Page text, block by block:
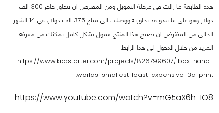
هذه الطابعة ما زالت في مرحلة التمويل ومن المفترض ان تتجاوز حاجز 300 الف
دولار وهو على ما يبدو قد تجاوزته ووصلت الى مبلغ 375 الف دولار, في 14 الشهر
الحالي من المفترض ان يصبح هذا المنتج ممول بشكل كامل يمكنك من معرفة
المزيد من خلال الدخول الى هذا الرابط
https://www.kickstarter.com/projects/826799607/ibox-nano-
worlds-smallest-least-expensive-3d-print.
https://www.youtube.com/watch?v=mG5aX6h_IO8